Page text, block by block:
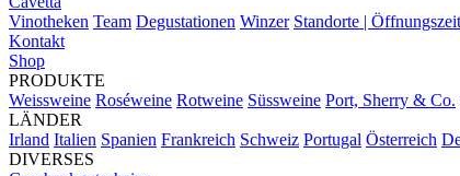
Vinotheken Team Degustationen Winzer Standorte |
Kontakt
Shop
PRODUKTE
Weissweine Roséweine Rotweine Süssweine Port, Sherry & Co.
LÄNDER
Irland Italien Spanien Frankreich Schweiz Portugal Österreich
DIVERSES